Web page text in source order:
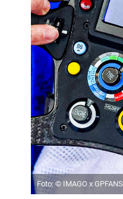
Foto: © IMAGO x GPFANS